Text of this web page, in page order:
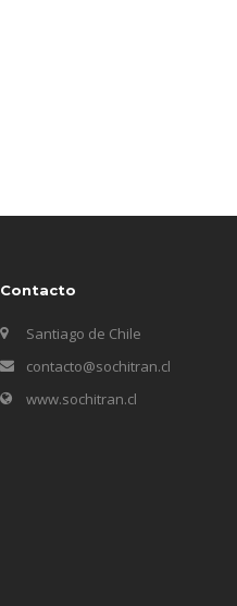
Contacto
Santiago de Chile
contacto@sochitran.cl
www.sochitran.cl